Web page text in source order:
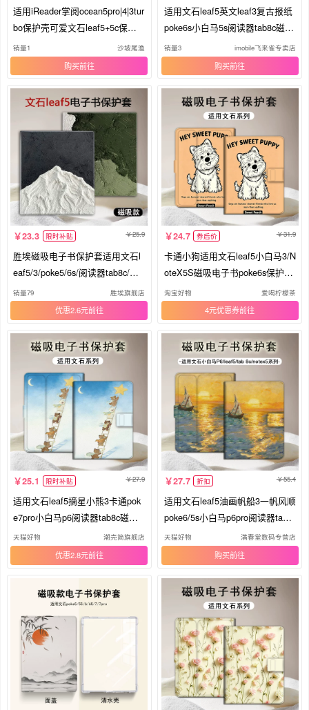
适用iReader掌阅ocean5pro|4|3tur
bo保护壳可爱文石leaf5+5c保护
套boox poke7|6s磁吸分离卡通超
薄休眠可拆卸
销量1 沙坡尾渔
购买
适用文石leaf5英文leaf3复古报纸
poke6s小白马5s阅读器tab8c磁吸
Note电子书BOOX保护套Page电
纸书x5s保护壳潮
销量3 imobile飞来雀专卖店
购买
23.3 限时补贴 25.9
胜埃磁吸电子书保护套适用文石l
eaf5/3/poke5/6s/阅读器tab8c/min
i/onyxbooxpage/7.8电纸书壳
销量79 胜埃旗舰店
优惠2.6元
24.7 券后价 31.9
卡通小狗适用文石leaf5小白马3/N
oteX5S磁吸电子书poke6s保护套
壳
淘宝好物 爱喝柠檬茶
4元优惠券
25.1 限时补贴 27.9
适用文石leaf5摘星小熊3卡通pok
e7pro小白马p6阅读器tab8c磁吸N
oteX6创意X5S/Air4C电子书BOO
X保护套电纸书壳
天猫好物 潮壳简旗舰店
优惠2.8元
27.7 折扣 55.4
适用文石leaf5油画帆船3一帆风顺
poke6/5s小白马p6pro阅读器tab8
c磁吸Note电子书BOOX保护套Air
4C电纸书壳潮
天猫好物 满春堂数码专营店
购买